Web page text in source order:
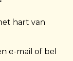
hart van
e-mail of bel